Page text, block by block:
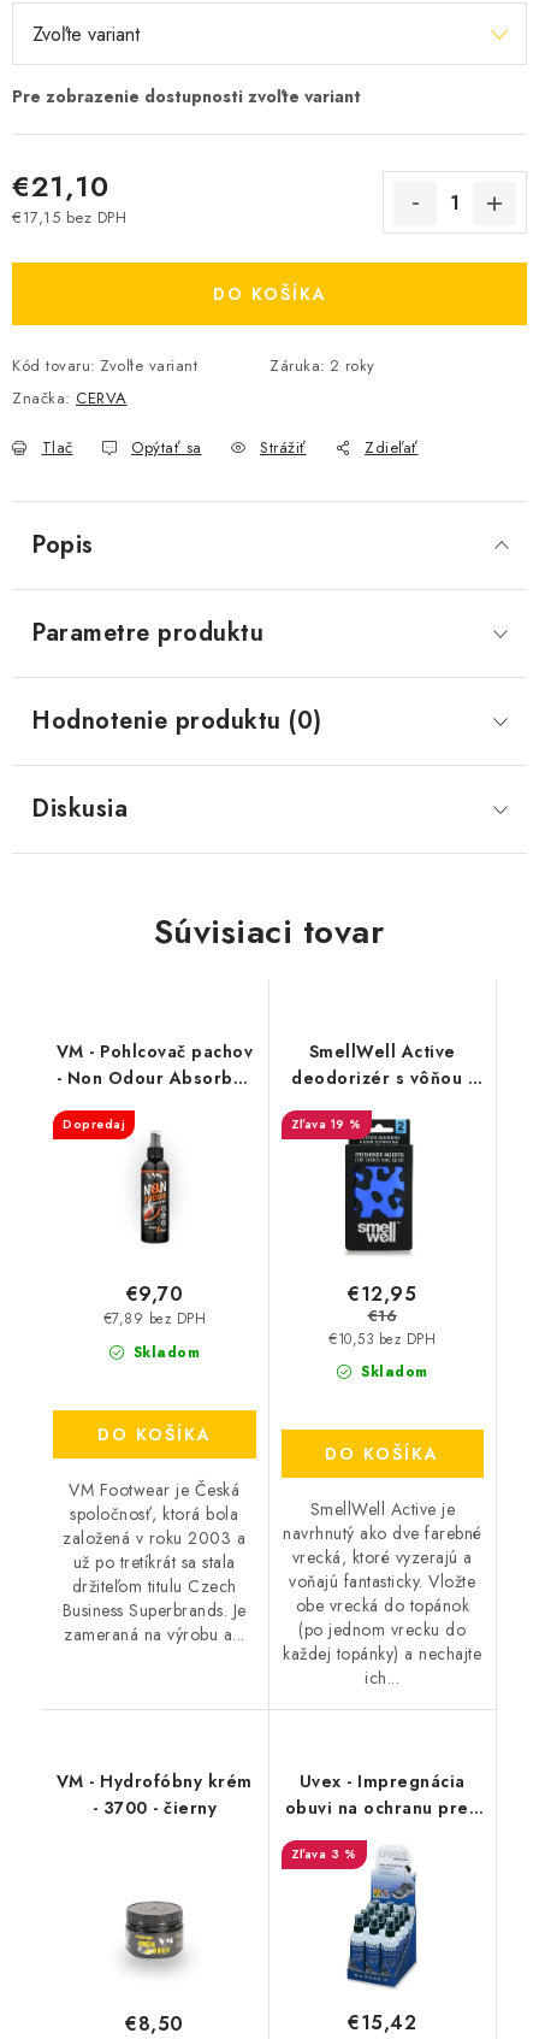
€21,10
€17,15 bez DPH
DO KOŠÍKA
Kód tovaru: Zvoľte variant Záruka: 2 roky
Značka: CERVA
Tlač Opýtať sa Strážiť Zdieľať
Popis
Parametre produktu
Hodnotenie produktu (0)
Diskusia
Súvisiaci tovar
VM - Pohlcovač pachov
- Non Odour Absorber
3501
Dopredaj
Skladom
€7,89 bez DPH
€9,70
DO KOŠÍKA
VM Footwear je Česká
spoločnosť, ktorá bola
založená v roku 2003 a
už po tretíkrát sa stala
držiteľom titulu Czech
Business Superbrands. Je
zameraná na výrobu a...
SmellWell Active
deodorizér s vôňou -
Leopard Blue
19 %
Skladom
€10,53 bez DPH
€12,95
€16
DO KOŠÍKA
SmellWell Active je
navrhnutý ako dve farebné
vrecká, ktoré vyzerajú a
voňajú fantasticky. Vložte
obe vrecká do topánok
(po jednom vrecku do
každej topánky) a nechajte
ich...
VM - Hydrofóbny krém
- 3700 - čierny
€8,50
Uvex - Impregnácia
obuvi na ochranu pred
škvrnami 100 ml
9698/1
3 %
€15,42